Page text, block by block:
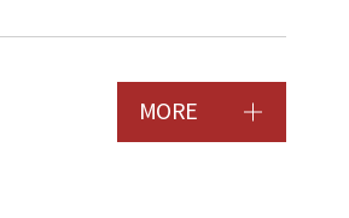
MORE